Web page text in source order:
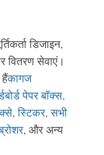
डिजाइन,
वितरण सेवाएं।
हैंकागज
पेपर बॉक्स,
स्टिकर, सभी
, और अन्य